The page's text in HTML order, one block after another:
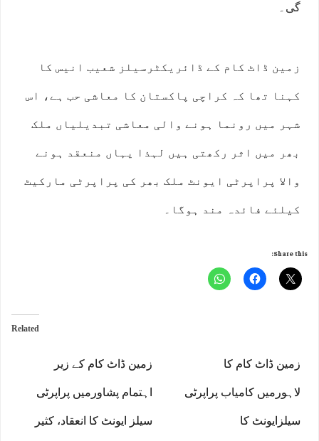
گی۔
زمین ڈاٹ کام کے ڈائریکٹرسیلز شعیب انیس کا
کہنا تھا کہ کراچی پاکستان کا معاشی حب ہے، اس
شہر میں رونما ہونے والی معاشی تبدیلیاں ملک
بھر میں اثر رکھتی ہیں لہذا یہاں منعقد ہونے
والا پراپرٹی ایونٹ ملک بھر کی پراپرٹی مارکیٹ
کیلئے فائدہ مند ہوگا۔
Share this:
Related
زمین ڈاٹ کام کے زیر
اہتمام پشاورمیں پراپرٹی
سیلز ایونٹ کا انعقاد، کثیر
زمین ڈاٹ کام کا
لاہورمیں کامیاب پراپرٹی
سیلزایونٹ کا